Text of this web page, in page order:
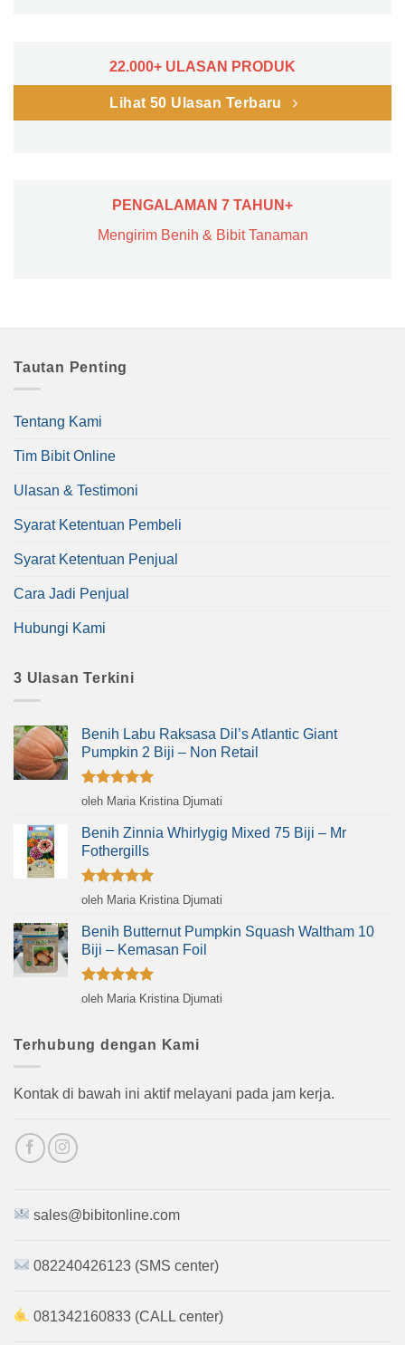
22.000+ ULASAN PRODUK
Lihat 50 Ulasan Terbaru
PENGALAMAN 7 TAHUN+
Mengirim Benih & Bibit Tanaman
Tautan Penting
Tentang Kami
Tim Bibit Online
Ulasan & Testimoni
Syarat Ketentuan Pembeli
Syarat Ketentuan Penjual
Cara Jadi Penjual
Hubungi Kami
3 Ulasan Terkini
Benih Labu Raksasa Dil’s Atlantic Giant
Pumpkin 2 Biji – Non Retail
Dinilai5
oleh Maria Kristina Djumati
Benih Zinnia Whirlygig Mixed 75 Biji – Mr
Fothergills
Dinilai5
oleh Maria Kristina Djumati
Benih Butternut Pumpkin Squash Waltham 10
Biji – Kemasan Foil
Dinilai5
oleh Maria Kristina Djumati
Terhubung dengan Kami
Kontak di bawah ini aktif melayani pada jam kerja.
sales@bibitonline.com
082240426123 (SMS center)
081342160833 (CALL center)